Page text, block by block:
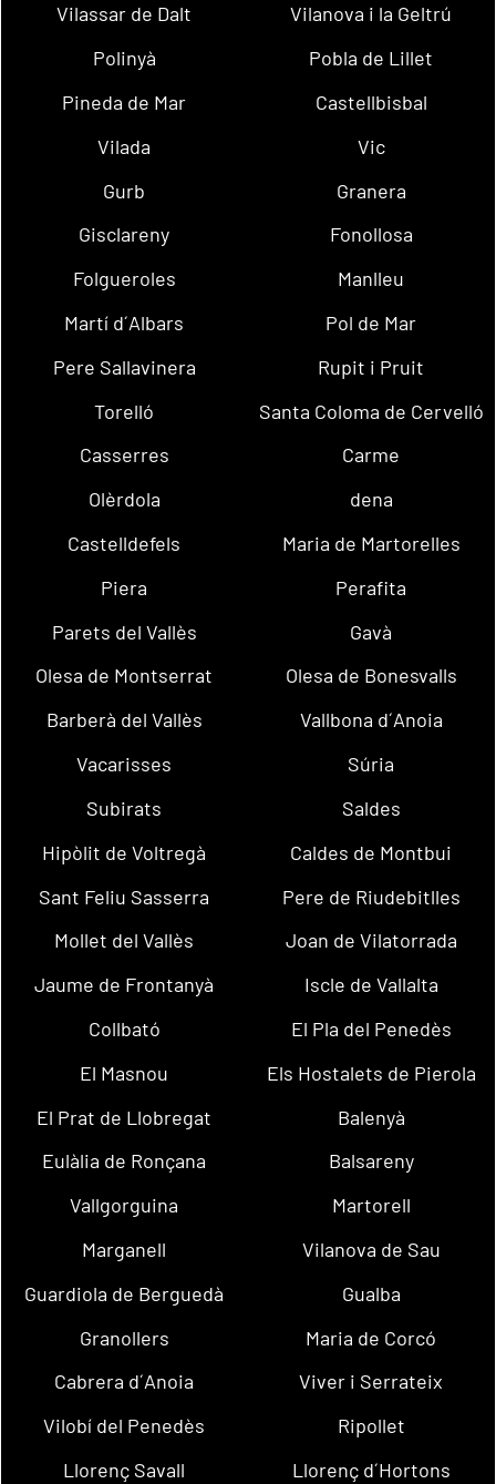
Vilassar de Dalt
Vilanova i la Geltrú
Polinyà
Pobla de Lillet
Pineda de Mar
Castellbisbal
Vilada
Vic
Gurb
Granera
Gisclareny
Fonollosa
Folgueroles
Manlleu
Martí d´Albars
Pol de Mar
Pere Sallavinera
Rupit i Pruit
Torelló
Santa Coloma de Cervelló
Casserres
Carme
Olèrdola
dena
Castelldefels
Maria de Martorelles
Piera
Perafita
Parets del Vallès
Gavà
Olesa de Montserrat
Olesa de Bonesvalls
Barberà del Vallès
Vallbona d´Anoia
Vacarisses
Súria
Subirats
Saldes
Hipòlit de Voltregà
Caldes de Montbui
Sant Feliu Sasserra
Pere de Riudebitlles
Mollet del Vallès
Joan de Vilatorrada
Jaume de Frontanyà
Iscle de Vallalta
Collbató
El Pla del Penedès
El Masnou
Els Hostalets de Pierola
El Prat de Llobregat
Balenyà
Eulàlia de Ronçana
Balsareny
Vallgorguina
Martorell
Marganell
Vilanova de Sau
Guardiola de Berguedà
Gualba
Granollers
Maria de Corcó
Cabrera d´Anoia
Viver i Serrateix
Vilobí del Penedès
Ripollet
Llorenç Savall
Llorenç d´Hortons